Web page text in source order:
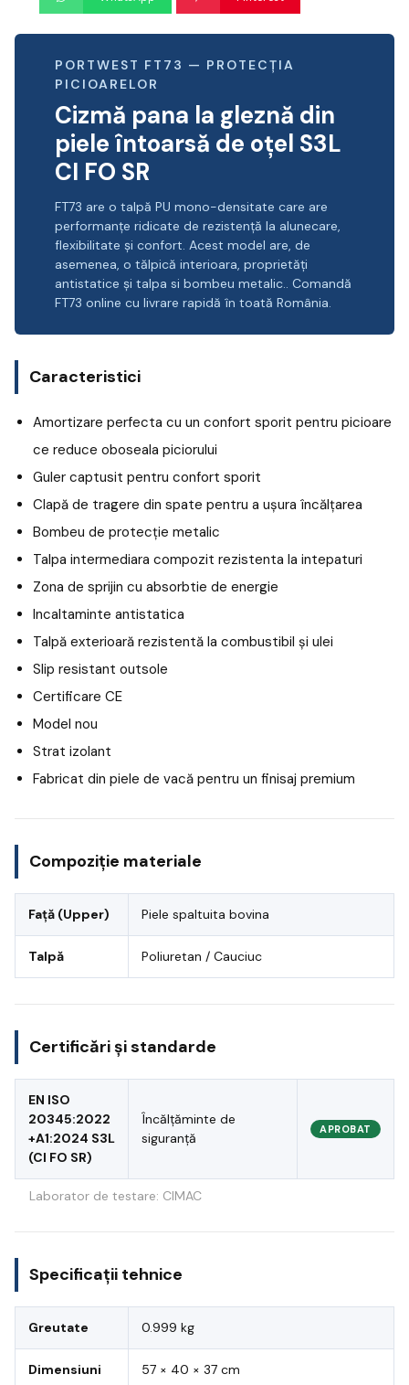
PORTWEST FT73 — PROTECȚIA
PICIOARELOR
Cizmă pana la gleznă din
piele întoarsă de oțel S3L
CI FO SR
FT73 are o talpă PU mono-densitate care are
performanțe ridicate de rezistență la alunecare,
flexibilitate și confort. Acest model are, de
asemenea, o tălpică interioara, proprietăți
antistatice și talpa si bombeu metalic.. Comandă
FT73 online cu livrare rapidă în toată România.
Caracteristici
Amortizare perfecta cu un confort sporit pentru picioare
ce reduce oboseala piciorului
Guler captusit pentru confort sporit
Clapă de tragere din spate pentru a ușura încălțarea
Bombeu de protecție metalic
Talpa intermediara compozit rezistenta la intepaturi
Zona de sprijin cu absorbtie de energie
Incaltaminte antistatica
Talpă exterioară rezistentă la combustibil și ulei
Slip resistant outsole
Certificare CE
Model nou
Strat izolant
Fabricat din piele de vacă pentru un finisaj premium
Compoziție materiale
Față (Upper) Piele spaltuita bovina
Talpă Poliuretan / Cauciuc
Certificări și standarde
EN ISO
20345:2022
+A1:2024 S3L
(CI FO SR)
Încălțăminte de
siguranță
APROBAT
Laborator de testare: CIMAC
Specificații tehnice
Greutate 0.999 kg
Dimensiuni 57 × 40 × 37 cm